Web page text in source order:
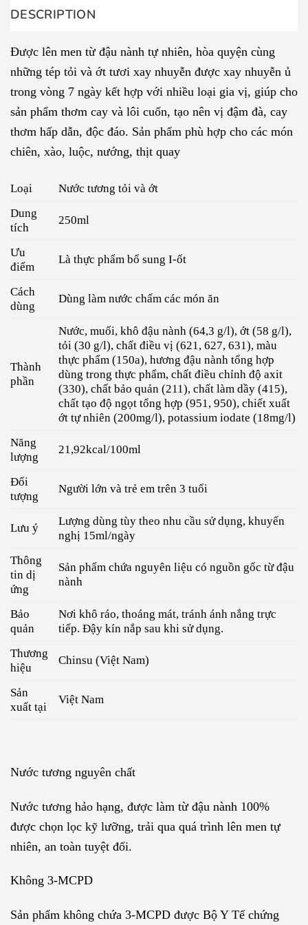
DESCRIPTION
Được lên men từ đậu nành tự nhiên, hòa quyện cùng
những tép tỏi và ớt tươi xay nhuyễn được xay nhuyễn ủ
trong vòng 7 ngày kết hợp với nhiều loại gia vị, giúp cho
sản phẩm thơm cay và lôi cuốn, tạo nên vị đậm đà, cay
thơm hấp dẫn, độc đáo. Sản phẩm phù hợp cho các món
chiên, xào, luộc, nướng, thịt quay
Loại
Nước tương tỏi và ớt
Dung
tích
250ml
Ưu
điểm
Là thực phẩm bổ sung I-ốt
Cách
dùng
Dùng làm nước chấm các món ăn
Thành
phần
Nước, muối, khô đậu nành (64,3 g/l), ớt (58 g/l),
tỏi (30 g/l), chất điều vị (621, 627, 631), màu
thực phẩm (150a), hương đậu nành tổng hợp
dùng trong thực phẩm, chất điều chỉnh độ axit
(330), chất bảo quản (211), chất làm dầy (415),
chất tạo độ ngọt tổng hợp (951, 950), chiết xuất
ớt tự nhiên (200mg/l), potassium iodate (18mg/l)
Năng
lượng
21,92kcal/100ml
Đối
tượng
Người lớn và trẻ em trên 3 tuổi
Lưu ý
Lượng dùng tùy theo nhu cầu sử dụng, khuyến
nghị 15ml/ngày
Thông
tin dị
ứng
Sản phẩm chứa nguyên liệu có nguồn gốc từ đậu
nành
Bảo
quản
Nơi khô ráo, thoáng mát, tránh ánh nắng trực
tiếp. Đậy kín nắp sau khi sử dụng.
Thương
hiệu
Chinsu (Việt Nam)
Sản
xuất tại
Việt Nam
Nước tương nguyên chất
Nước tương hảo hạng, được làm từ đậu nành 100%
được chọn lọc kỹ lưỡng, trải qua quá trình lên men tự
nhiên, an toàn tuyệt đối.
Không 3-MCPD
Sản phẩm không chứa 3-MCPD được Bộ Y Tế chứng